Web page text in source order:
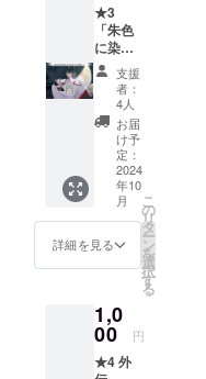
★3
「朱色
に染ま
る、美
しき社
で」ド
ラマ音
源コー
ス ●ド
ラマ音
源『あ
けいろ
お疲れ
様会』
支援
者：
4人
お届
け予
定：
2024
年10
月
詳細を見る
こ
の
リ
タ
ー
ン
を
選
択
す
る
1,0
00 円
★4 外